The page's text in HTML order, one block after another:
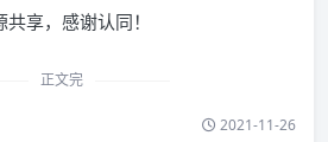
享，感谢认同！
正文完
2021-11-26